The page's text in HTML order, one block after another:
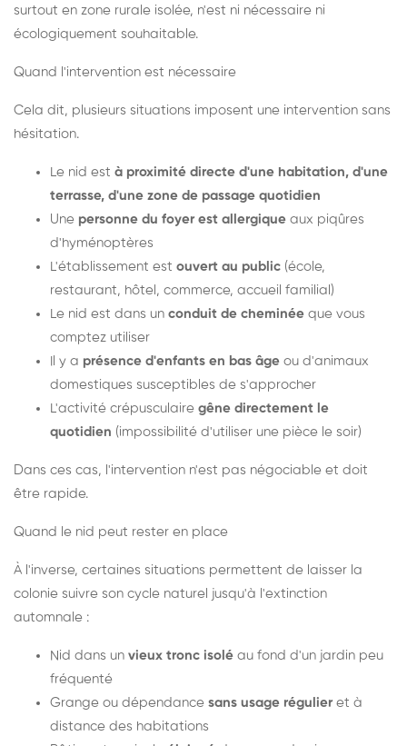
surtout en zone rurale isolée, n'est ni nécessaire ni
écologiquement souhaitable.
Quand l'intervention est nécessaire
Cela dit, plusieurs situations imposent une intervention sans
hésitation.
Le nid est à proximité directe d'une habitation, d'une
terrasse, d'une zone de passage quotidien
Une personne du foyer est allergique aux piqûres
d'hyménoptères
L'établissement est ouvert au public (école,
restaurant, hôtel, commerce, accueil familial)
Le nid est dans un conduit de cheminée que vous
comptez utiliser
Il y a présence d'enfants en bas âge ou d'animaux
domestiques susceptibles de s'approcher
L'activité crépusculaire gêne directement le
quotidien (impossibilité d'utiliser une pièce le soir)
Dans ces cas, l'intervention n'est pas négociable et doit
être rapide.
Quand le nid peut rester en place
À l'inverse, certaines situations permettent de laisser la
colonie suivre son cycle naturel jusqu'à l'extinction
automnale :
Nid dans un vieux tronc isolé au fond d'un jardin peu
fréquenté
Grange ou dépendance sans usage régulier et à
distance des habitations